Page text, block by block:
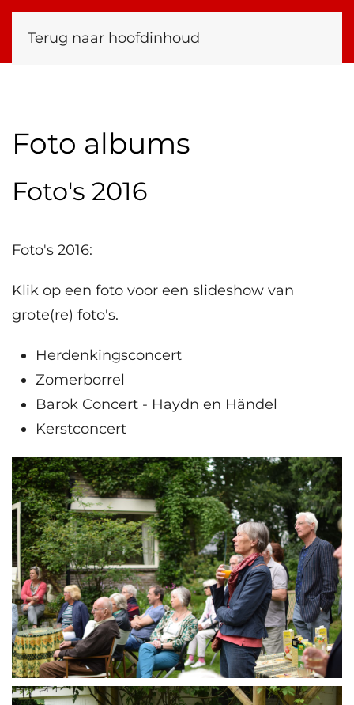
Terug naar hoofdinhoud
Foto albums
Foto's 2016
Foto's 2016:
Klik op een foto voor een slideshow van
grote(re) foto's.
Herdenkingsconcert
Zomerborrel
Barok Concert - Haydn en Händel
Kerstconcert